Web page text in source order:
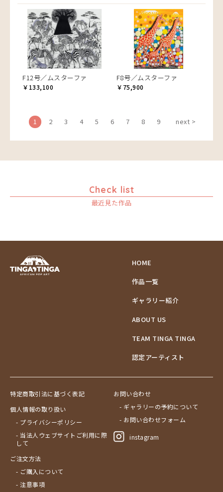
F12号／ムスターファ
￥133,100
F8号／ムスターファ
￥75,900
1 2 3 4 5 6 7 8 9 next >
Check list
最近見た作品
HOME
作品一覧
ギャラリー紹介
ABOUT US
TEAM TINGA TINGA
認定アーティスト
特定商取引法に基づく表記
個人情報の取り扱い
- プライバシーポリシー
- 当法人ウェブサイトご利用に際
して
ご注文方法
- ご購入について
- 注意事項
お問い合わせ
- ギャラリーの予約について
- お問い合わせフォーム
instagram